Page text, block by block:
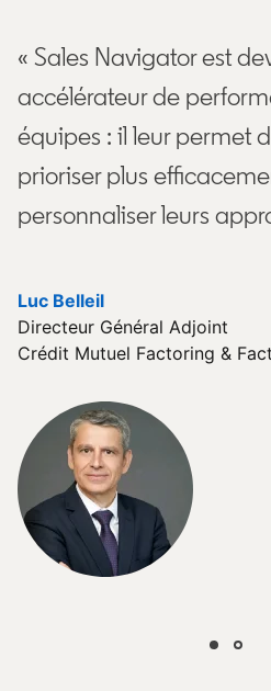
« Sales Navigator est
accélérateur de
équipes : il leur permet
prioriser plus
personnaliser leurs
Luc Belleil
Directeur Général Adjoint
Crédit Mutuel Factoring &